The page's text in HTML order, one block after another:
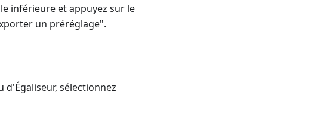
inférieure et appuyez sur le
un préréglage".
sélectionnez